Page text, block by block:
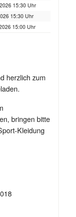
15:30 Uhr
15:30 Uhr
15:00 Uhr
herzlich zum
bringen bitte
Kleidung